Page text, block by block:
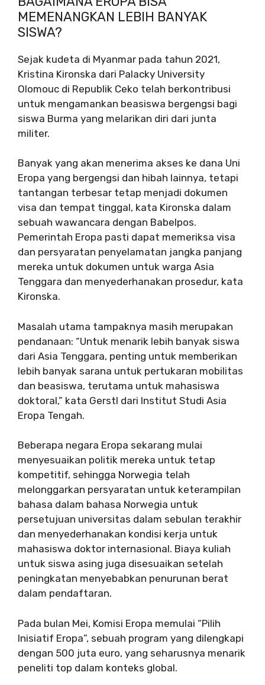
MEMENANGKAN LEBIH BANYAK
SISWA?
Sejak kudeta di Myanmar pada tahun 2021,
Kristina Kironska dari Palacky University
Olomouc di Republik Ceko telah berkontribusi
untuk mengamankan beasiswa bergengsi bagi
siswa Burma yang melarikan diri dari junta
militer.
Banyak yang akan menerima akses ke dana Uni
Eropa yang bergengsi dan hibah lainnya, tetapi
tantangan terbesar tetap menjadi dokumen
visa dan tempat tinggal, kata Kironska dalam
sebuah wawancara dengan Babelpos.
Pemerintah Eropa pasti dapat memeriksa visa
dan persyaratan penyelamatan jangka panjang
mereka untuk dokumen untuk warga Asia
Tenggara dan menyederhanakan prosedur, kata
Kironska.
Masalah utama tampaknya masih merupakan
pendanaan: “Untuk menarik lebih banyak siswa
dari Asia Tenggara, penting untuk memberikan
lebih banyak sarana untuk pertukaran mobilitas
dan beasiswa, terutama untuk mahasiswa
doktoral,” kata Gerstl dari Institut Studi Asia
Eropa Tengah.
Beberapa negara Eropa sekarang mulai
menyesuaikan politik mereka untuk tetap
kompetitif, sehingga Norwegia telah
melonggarkan persyaratan untuk keterampilan
bahasa dalam bahasa Norwegia untuk
persetujuan universitas dalam sebulan terakhir
dan menyederhanakan kondisi kerja untuk
mahasiswa doktor internasional. Biaya kuliah
untuk siswa asing juga disesuaikan setelah
peningkatan menyebabkan penurunan berat
dalam pendaftaran.
Pada bulan Mei, Komisi Eropa memulai “Pilih
Inisiatif Eropa”, sebuah program yang dilengkapi
dengan 500 juta euro, yang seharusnya menarik
peneliti top dalam konteks global.